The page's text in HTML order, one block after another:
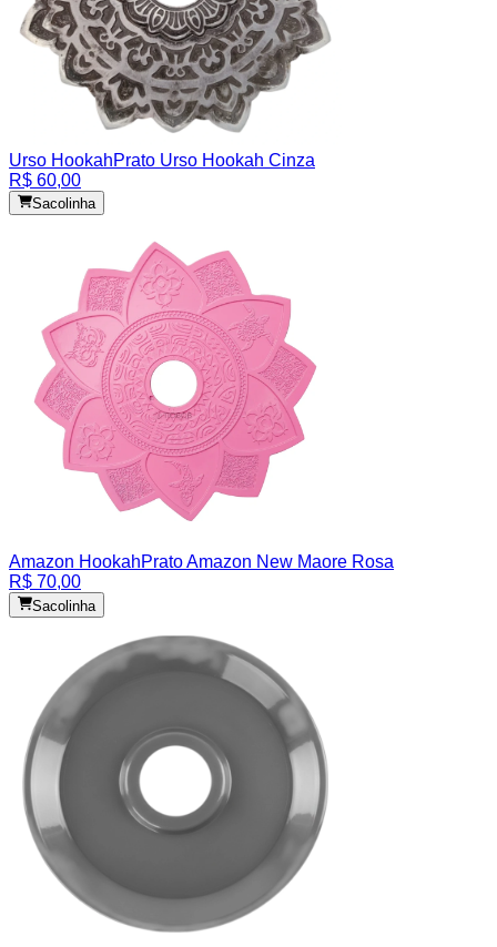
Urso HookahPrato Urso Hookah Cinza
R$ 60,00
Sacolinha
Amazon HookahPrato Amazon New Maore Rosa
R$ 70,00
Sacolinha